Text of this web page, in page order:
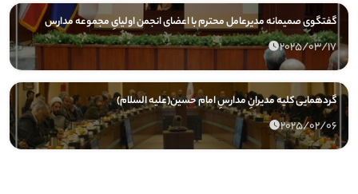
گفتگوی صمیمانه مدیرعامل محترم با اعضای انجمن اولیایِ مجموعه مدارس
2025/03/17
گردهمایی کلیه مدیرانِ مدارسِ امام حسین(علیه السلام)
2025/02/06